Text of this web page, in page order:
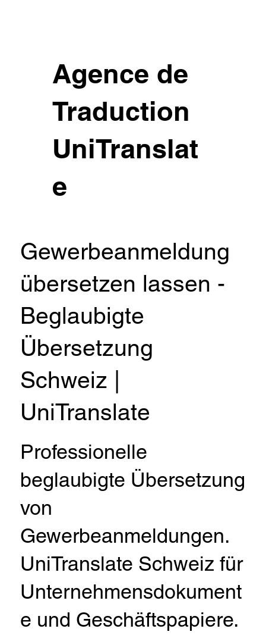
Agence de
Traduction
UniTranslat
e
Gewerbeanmeldung
übersetzen lassen -
Beglaubigte
Übersetzung
Schweiz |
UniTranslate
Professionelle
beglaubigte Übersetzung
von
Gewerbeanmeldungen.
UniTranslate Schweiz für
Unternehmensdokument
e und Geschäftspapiere.